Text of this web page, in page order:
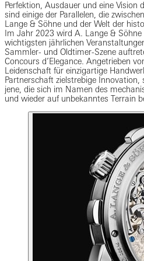
Perfektion, Ausdauer und eine Vision
sind einige der Parallelen, die
Lange & Söhne und der Welt der
Im Jahr 2023 wird A. Lange &
wichtigsten jährlichen
Sammler- und Oldtimer-Szene
Concours d’Elegance. Angetrieben
Leidenschaft für einzigartige
Partnerschaft zielstrebige
jene, die sich im Namen des
und wieder auf unbekanntes Terrain